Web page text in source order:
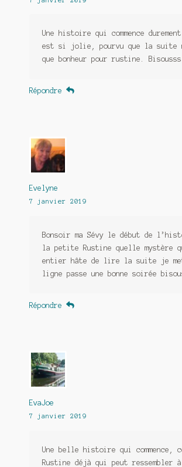
Une histoire qui commence
est si jolie, pourvu que la suite
que bonheur pour rustine. Bisousss
Répondre
Evelyne
7 janvier 2019
Bonsoir ma Sévy le début de
la petite Rustine quelle mystère
entier hâte de lire la suite je
ligne passe une bonne soirée
Répondre
EvaJoe
7 janvier 2019
Une belle histoire qui commence,
Rustine déjà qui peut ressembler